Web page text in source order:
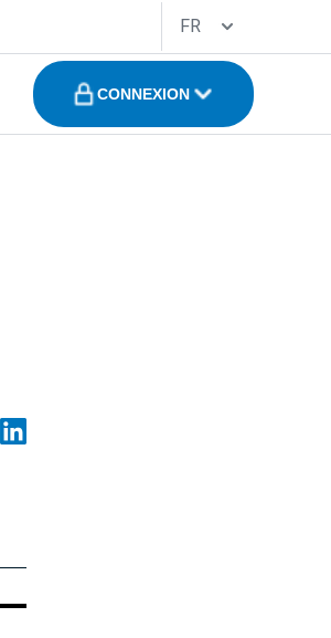
FR
CONNEXION